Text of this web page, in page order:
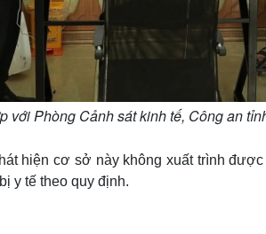
với Phòng Cảnh sát kinh tế, Công an
hiện cơ sở này không xuất trình
y tế theo quy định.